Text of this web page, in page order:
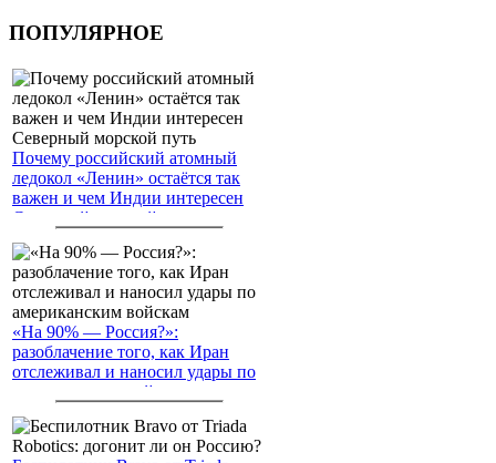
ПОПУЛЯРНОЕ
Почему российский атомный
ледокол «Ленин» остаётся так
важен и чем Индии интересен
Северный морской путь
«На 90% — Россия?»:
разоблачение того, как Иран
отслеживал и наносил удары по
американским войскам